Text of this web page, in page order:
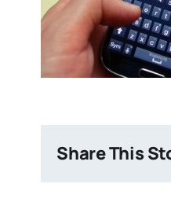
Share This